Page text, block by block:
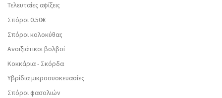
Τελευταίες αφίξεις
Σπόροι 0.50€
Σπόροι κολοκύθας
Ανοιξιάτικοι βολβοί
Κοκκάρια - Σκόρδα
Υβρίδια μικροσυσκευασίες
Σπόροι φασολιών